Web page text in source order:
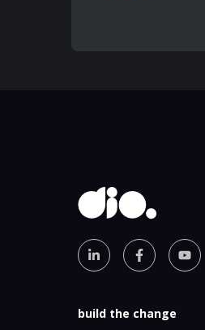
build the change